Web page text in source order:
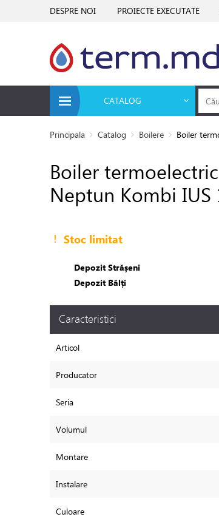
DESPRE NOI PROIECTE EXECUTATE
CATALOG
Principala Catalog Boilere Boiler
Boiler
Neptun Kombi IUS
Stoc limitat
Depozit Strășeni
Depozit Bălți
Caracteristici
Articol
Producator
Seria
Volumul
Montare
Instalare
Culoare